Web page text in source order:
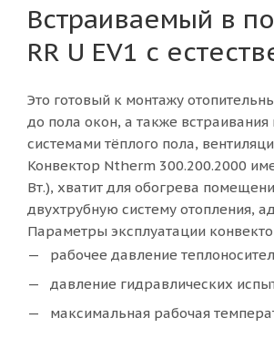
Встраиваемый в
RR U EV1 с
Это готовый к монтажу
до пола окон, а также
системами тёплого пола,
Конвектор Ntherm 300.200.2000
Вт.), хватит для обогрева
двухтрубную систему отопления,
Параметры эксплуатации
рабочее давление
давление гидравлических
максимальная рабочая